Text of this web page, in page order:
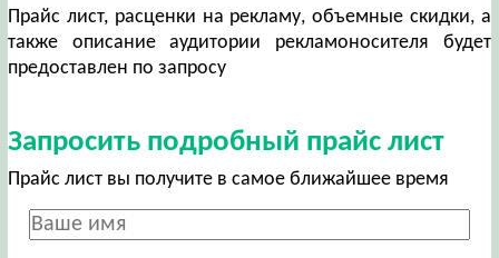
Прайс лист, расценки на рекламу, объемные скидки, а
также описание аудитории рекламоносителя будет
предоставлен по запросу
Запросить подробный прайс лист
Прайс лист вы получите в самое ближайшее время